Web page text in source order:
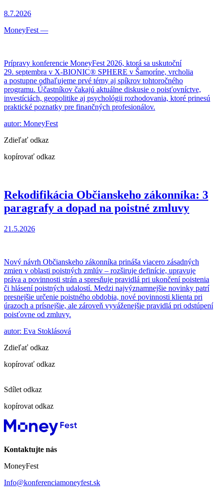
8.7.2026
MoneyFest —
Prípravy konferencie MoneyFest 2026, ktorá sa uskutoční
29. septembra v X-BIONIC® SPHERE v Šamoríne, vrcholia
a postupne odhaľujeme prvé témy aj spíkrov tohtoročného
programu. Účastníkov čakajú aktuálne diskusie o poisťovníctve,
investíciách, geopolitike aj psychológii rozhodovania, ktoré prinesú
praktické poznatky pre finančných profesionálov.
autor: MoneyFest
Zdieľať odkaz
kopírovať odkaz
Rekodifikácia Občianskeho zákonníka: 3
paragrafy a dopad na poistné zmluvy
21.5.2026
Nový návrh Občianskeho zákonníka prináša viacero zásadných
zmien v oblasti poistných zmlúv – rozširuje definície, upravuje
práva a povinnosti strán a spresňuje pravidlá pri ukončení poistenia
či hlásení poistných udalostí. Medzi najvýznamnejšie novinky patrí
presnejšie určenie poistného obdobia, nové povinnosti klienta pri
úrazoch a prísnejšie, ale zároveň vyváženejšie pravidlá pri odstúpení
poisťovne od zmluvy.
autor: Eva Stoklásová
Zdieľať odkaz
kopírovať odkaz
Sdílet odkaz
kopírovat odkaz
Kontaktujte nás
MoneyFest
Info@konferenciamoneyfest.sk